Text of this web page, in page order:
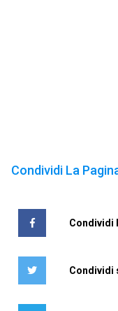
Condividi La
Condividi
Condividi